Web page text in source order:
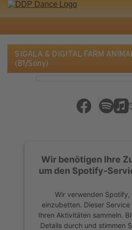
SIGALA & DIGITAL FARM
(B1/Sony)
Wir benötigen Ihre
um den Spotify-
Wir verwenden Spotify,
einzubetten. Dieser
Ihren Aktivitäten sammeln.
Details durch und stimmen